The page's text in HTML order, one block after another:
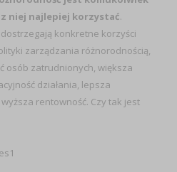
niej najlepiej korzystać.
konkretne korzyści
zarządzania różnorodnością,
osób zatrudnionych, większa
działania, lepsza
rentowność. Czy tak jest